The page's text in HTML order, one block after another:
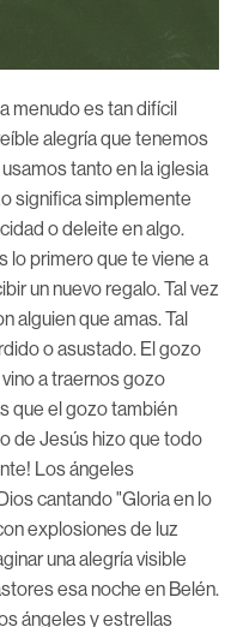
menudo es tan difícil
alegría que tenemos
tanto en la iglesia
significa simplemente
o deleite en algo.
lo primero que te viene a
un nuevo regalo. Tal vez
alguien que amas. Tal
o asustado. El gozo
a traernos gozo
que el gozo también
de Jesús hizo que todo
Los ángeles
cantando "Gloria en lo
explosiones de luz
una alegría visible
esa noche en Belén.
ángeles y estrellas